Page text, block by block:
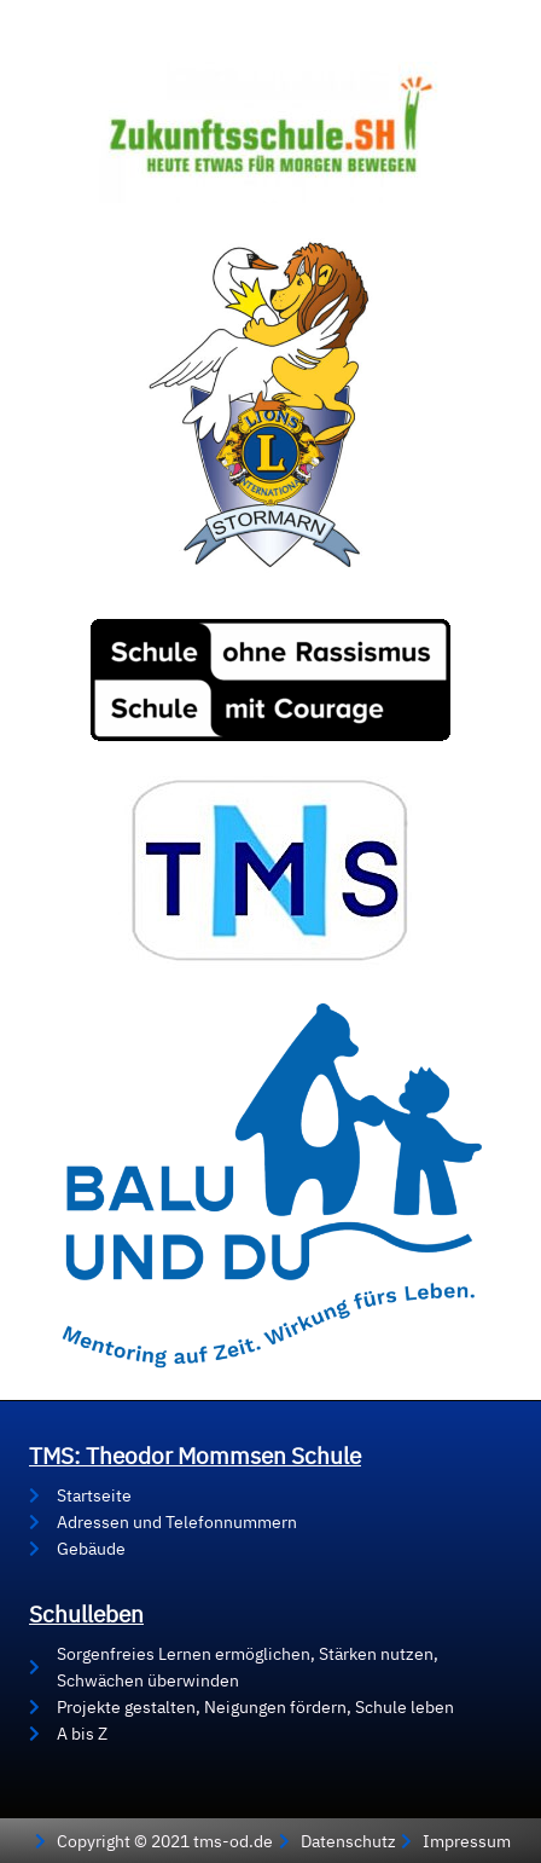
TMS: Theodor Mommsen Schule
Startseite
Adressen und Telefonnummern
Gebäude
Schulleben
Sorgenfreies Lernen ermöglichen, Stärken nutzen,
Schwächen überwinden
Projekte gestalten, Neigungen fördern, Schule leben
A bis Z
Copyright © 2021 tms-od.de Datenschutz Impressum